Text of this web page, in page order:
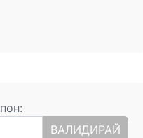
ВАЛИДИРАЙ